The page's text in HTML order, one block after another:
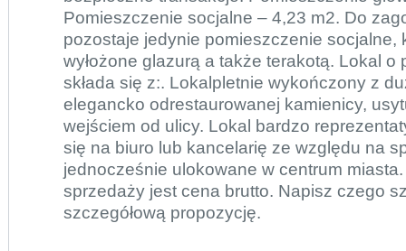
Pomieszczenie socjalne – 4,23 m2. Do
pozostaje jedynie pomieszczenie socjalne,
wyłożone glazurą a także terakotą. Lokal o
składa się z:. Lokalpletnie wykończony z
elegancko odrestaurowanej kamienicy,
wejściem od ulicy. Lokal bardzo
się na biuro lub kancelarię ze względu na
jednocześnie ulokowane w centrum
sprzedaży jest cena brutto. Napisz czego
szczegółową propozycję.